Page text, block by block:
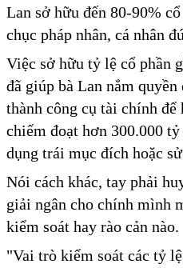
Lan sở hữu đến 80-90%
chục pháp nhân, cá nhân
Việc sở hữu tỷ lệ cổ phần
đã giúp bà Lan nắm
thành công cụ tài chính
chiếm đoạt hơn 300.000
dụng trái mục đích hoặc
Nói cách khác, tay phải
giải ngân cho chính mình
kiểm soát hay rào cản nào.
"Vai trò kiểm soát các tỷ